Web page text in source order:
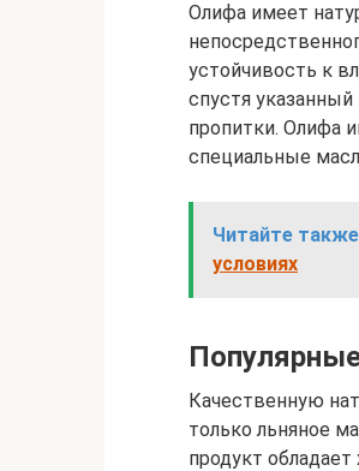
Олифа имеет
устойчивость к
спустя
пропитки. Олифа
специальные
Читайте
условиях
Качественную
только льняное
продукт